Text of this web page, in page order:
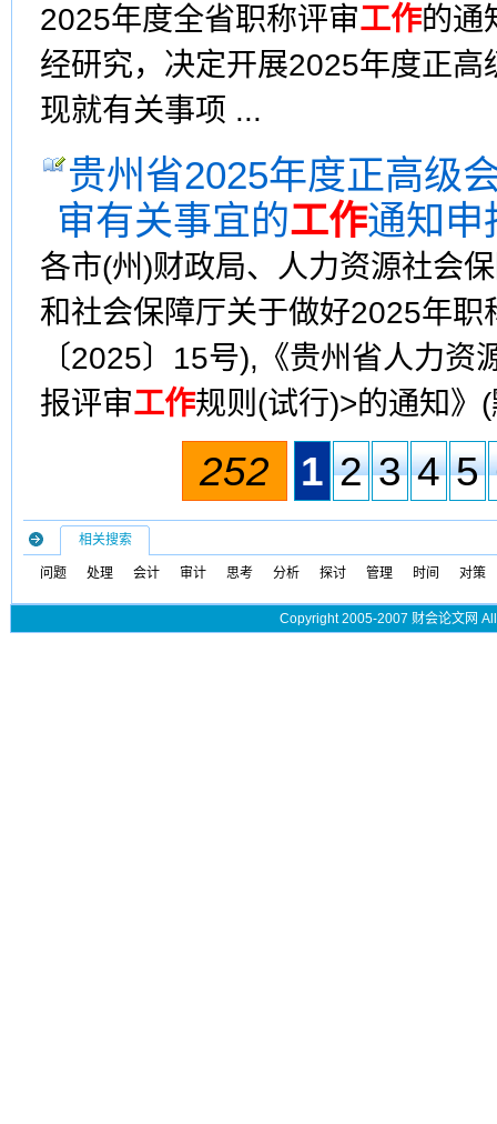
2025年度全省职称评审工作的通
经研究，决定开展2025年度正
现就有关事项 ...
贵州省2025年度正高级
审有关事宜的工作通知申
各市(州)财政局、人力资源社会
和社会保障厅关于做好2025年职
〔2025〕15号),《贵州省人力
报评审工作规则(试行)>的通知》
252 1 2 3 4 5
相关搜索
问题 处理 会计 审计 思考 分析 探讨 管理 时间 对策
Copyright 2005-2007 财会论文网